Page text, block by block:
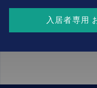
入居者専用